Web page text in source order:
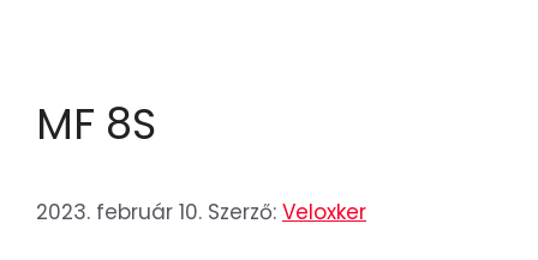
MF 8S
2023. február 10. Szerző: Veloxker